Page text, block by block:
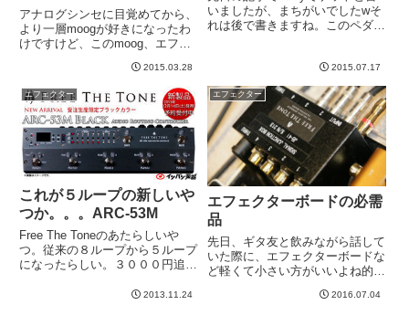
アナログシンセに目覚めてから、
より一層moogが好きになったわ
けですけど、このmoog、エフェ
ンプステーションで見かけてい
て、ものすごい本格的かつマニア
ックそうな商品だなと思っていま
した。質感は最高だけど、でか...
2015.03.28
いましたが、まちがいでしたwそ
れは後で書きますね。このペダル
この２ヶ月、実家のほうによく行
っていました。そこで、ふと目に
止まった見知らぬ、こう言って...
2015.07.17
エフェクター
これが５ループの新しいや
つか。。。ARC-53M
Free The Toneのあたらしいや
つ。従来の８ループから５ループ
になったらしい。３０００円追加
いのもカッコいいけど。しかし、
2013.11.24
エフェクター
エフェクターボードの必需
品
先日、ギタ友と飲みながら話して
いた際に、エフェクターボードな
ど軽くて小さい方がいいよね的会
なのです。否定しません。私もか
2016.07.04